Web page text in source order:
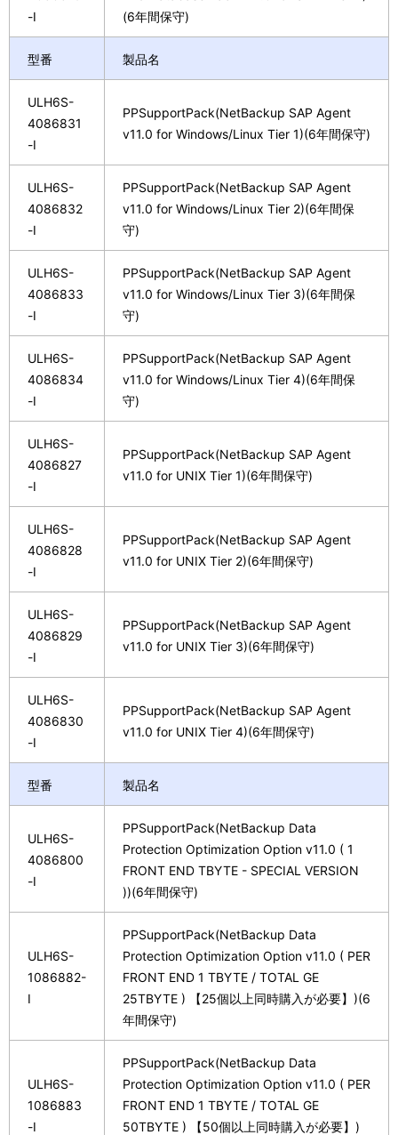
-I
(6年間保守)
型番 製品名
ULH6S-
4086831
-I
PPSupportPack(NetBackup SAP Agent
v11.0 for Windows/Linux Tier 1)(6年間保守)
ULH6S-
4086832
-I
PPSupportPack(NetBackup SAP Agent
v11.0 for Windows/Linux Tier 2)(6年間保
守)
ULH6S-
4086833
-I
PPSupportPack(NetBackup SAP Agent
v11.0 for Windows/Linux Tier 3)(6年間保
守)
ULH6S-
4086834
-I
PPSupportPack(NetBackup SAP Agent
v11.0 for Windows/Linux Tier 4)(6年間保
守)
ULH6S-
4086827
-I
PPSupportPack(NetBackup SAP Agent
v11.0 for UNIX Tier 1)(6年間保守)
ULH6S-
4086828
-I
PPSupportPack(NetBackup SAP Agent
v11.0 for UNIX Tier 2)(6年間保守)
ULH6S-
4086829
-I
PPSupportPack(NetBackup SAP Agent
v11.0 for UNIX Tier 3)(6年間保守)
ULH6S-
4086830
-I
PPSupportPack(NetBackup SAP Agent
v11.0 for UNIX Tier 4)(6年間保守)
型番 製品名
ULH6S-
4086800
-I
PPSupportPack(NetBackup Data
Protection Optimization Option v11.0 ( 1
FRONT END TBYTE - SPECIAL VERSION
))(6年間保守)
ULH6S-
1086882-
I
PPSupportPack(NetBackup Data
Protection Optimization Option v11.0 ( PER
FRONT END 1 TBYTE / TOTAL GE
25TBYTE ) 【25個以上同時購入が必要】)(6
年間保守)
ULH6S-
1086883
-I
PPSupportPack(NetBackup Data
Protection Optimization Option v11.0 ( PER
FRONT END 1 TBYTE / TOTAL GE
50TBYTE ) 【50個以上同時購入が必要】)